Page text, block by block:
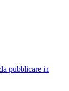
pubblicare in